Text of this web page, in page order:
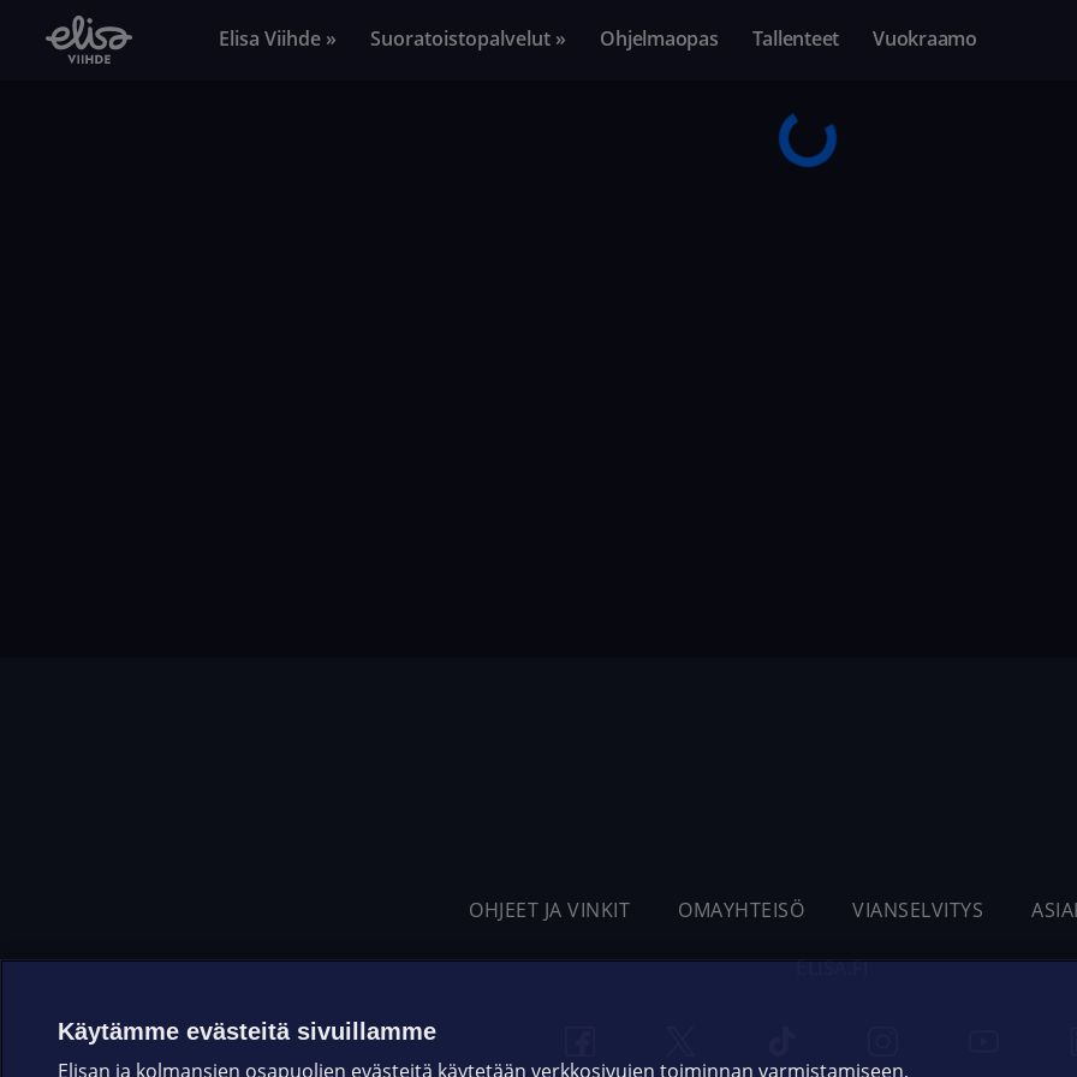
Elisa Viihde » Suoratoistopalvelut » Ohjelmaopas Tallenteet Vuokraamo
OHJEET JA VINKIT OMAYHTEISÖ VIANSELVITYS
ELISA.FI
Käytämme evästeitä sivuillamme
Elisan ja kolmansien osapuolien evästeitä käytetään verkkosivujen toiminnan varmistamiseen,